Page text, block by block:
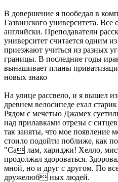
В довершение я пообедал в
Газвинского университета.
английски. Преподаватели
университет считается одним
приезжают учиться из разных
границы. В последние годы
вынашивает планы
новых знако
На улице рассвело, и я вышел
древнем велосипеде ехал
Рядом с мечетью Джамех
над прилавками отрезы с
так заняты, что мое появление
стоило подойти поближе, как
"Са лам, хариджи! Хелло,
продолжал здороваться.
мной, но и друг с другом. По
дружелюб ных людей.